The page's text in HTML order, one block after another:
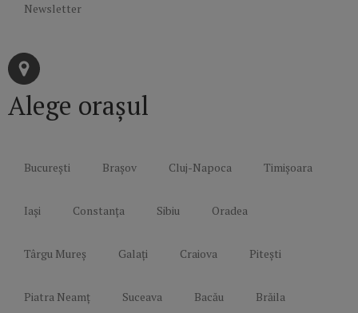
Newsletter
Alege orașul
București Brașov Cluj-Napoca Timișoara
Iași Constanța Sibiu Oradea
Târgu Mureș Galați Craiova Pitești
Piatra Neamț Suceava Bacău Brăila